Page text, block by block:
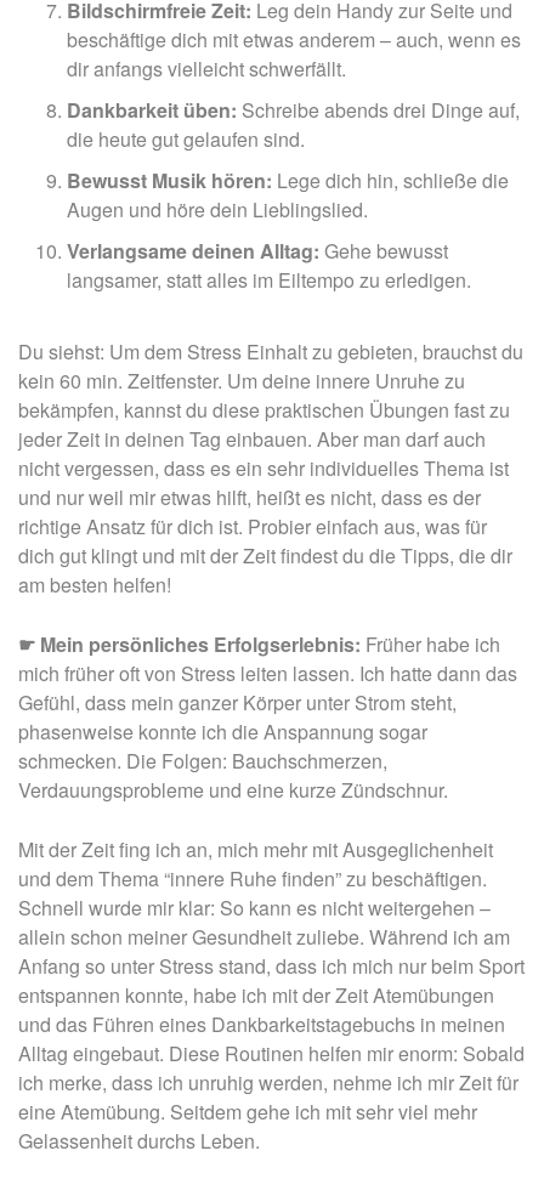
Bildschirmfreie Zeit: Leg dein Handy zur Seite und
beschäftige dich mit etwas anderem – auch, wenn es
dir anfangs vielleicht schwerfällt.
Dankbarkeit üben: Schreibe abends drei Dinge auf,
die heute gut gelaufen sind.
Bewusst Musik hören: Lege dich hin, schließe die
Augen und höre dein Lieblingslied.
Verlangsame deinen Alltag: Gehe bewusst
langsamer, statt alles im Eiltempo zu erledigen.
Du siehst: Um dem Stress Einhalt zu gebieten, brauchst du
kein 60 min. Zeitfenster. Um deine innere Unruhe zu
bekämpfen, kannst du diese praktischen Übungen fast zu
jeder Zeit in deinen Tag einbauen. Aber man darf auch
nicht vergessen, dass es ein sehr individuelles Thema ist
und nur weil mir etwas hilft, heißt es nicht, dass es der
richtige Ansatz für dich ist. Probier einfach aus, was für
dich gut klingt und mit der Zeit findest du die Tipps, die dir
am besten helfen!
☛ Mein persönliches Erfolgserlebnis: Früher habe ich
mich früher oft von Stress leiten lassen. Ich hatte dann das
Gefühl, dass mein ganzer Körper unter Strom steht,
phasenweise konnte ich die Anspannung sogar
schmecken. Die Folgen: Bauchschmerzen,
Verdauungsprobleme und eine kurze Zündschnur.
Mit der Zeit fing ich an, mich mehr mit Ausgeglichenheit
und dem Thema “innere Ruhe finden” zu beschäftigen.
Schnell wurde mir klar: So kann es nicht weitergehen –
allein schon meiner Gesundheit zuliebe. Während ich am
Anfang so unter Stress stand, dass ich mich nur beim Sport
entspannen konnte, habe ich mit der Zeit Atemübungen
und das Führen eines Dankbarkeitstagebuchs in meinen
Alltag eingebaut. Diese Routinen helfen mir enorm: Sobald
ich merke, dass ich unruhig werden, nehme ich mir Zeit für
eine Atemübung. Seitdem gehe ich mit sehr viel mehr
Gelassenheit durchs Leben.